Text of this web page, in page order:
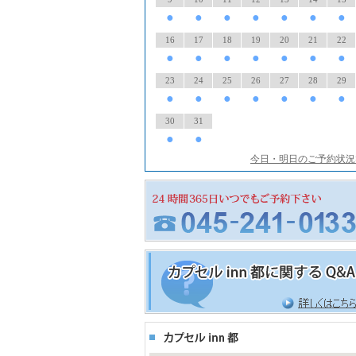
● ● ● ● ● ● ●
16
●
17
●
18
●
19
●
20
●
21
●
22
●
23
●
24
●
25
●
26
●
27
●
28
●
29
●
30
●
31
●
今日・明日のご予約状